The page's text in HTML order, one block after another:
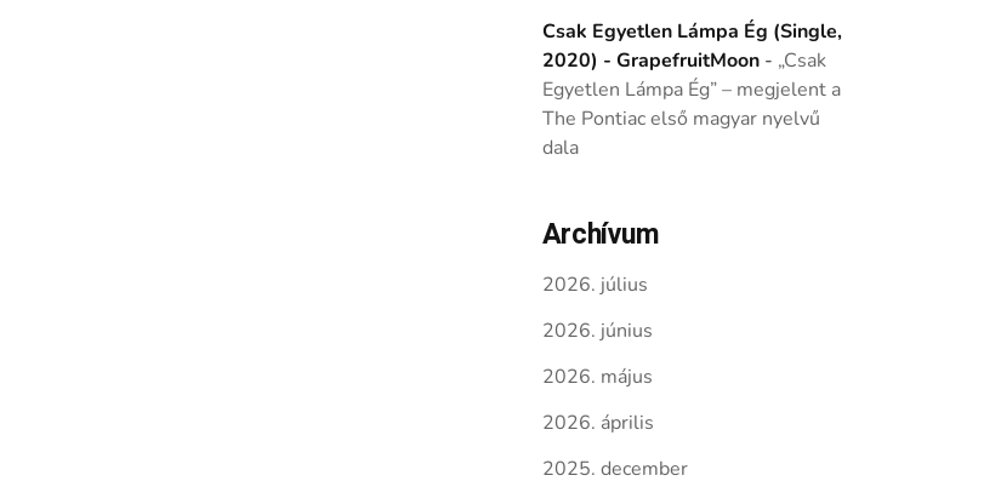
Csak Egyetlen Lámpa Ég (Single,
2020) - GrapefruitMoon- „Csak
Egyetlen Lámpa Ég” – megjelent a
The Pontiac első magyar nyelvű
dala
Archívum
2026. július
2026. június
2026. május
2026. április
2025. december